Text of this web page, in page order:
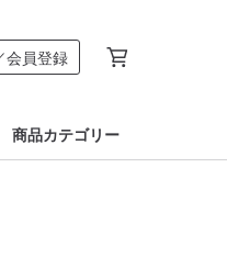
会員登録
商品カテゴリー